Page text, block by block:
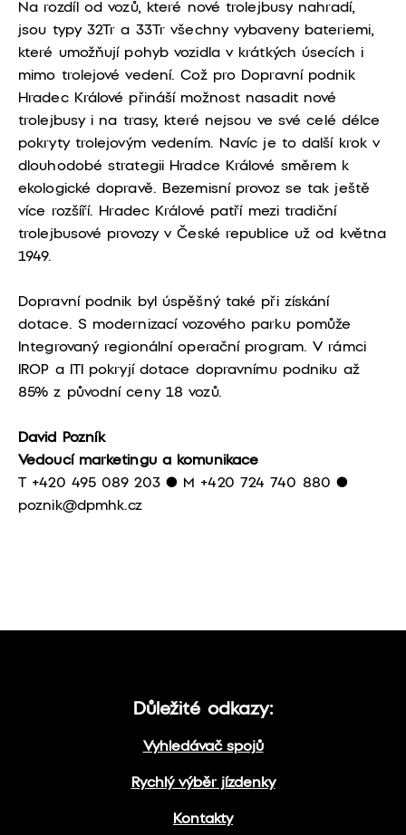
Na rozdíl od vozů, které nové trolejbusy nahradí,
jsou typy 32Tr a 33Tr všechny vybaveny bateriemi,
které umožňují pohyb vozidla v krátkých úsecích i
mimo trolejové vedení. Což pro Dopravní podnik
Hradec Králové přináší možnost nasadit nové
trolejbusy i na trasy, které nejsou ve své celé délce
pokryty trolejovým vedením. Navíc je to další krok v
dlouhodobé strategii Hradce Králové směrem k
ekologické dopravě. Bezemisní provoz se tak ještě
více rozšíří. Hradec Králové patří mezi tradiční
trolejbusové provozy v České republice už od května
1949.
Dopravní podnik byl úspěšný také při získání
dotace. S modernizací vozového parku pomůže
Integrovaný regionální operační program. V rámci
IROP a ITI pokryjí dotace dopravnímu podniku až
85% z původní ceny 18 vozů.
David Pozník
Vedoucí marketingu a komunikace
T +420 495 089 203 ● M +420 724 740 880 ●
poznik@dpmhk.cz
Důležité odkazy:
Vyhledávač spojů
Rychlý výběr jízdenky
Kontakty